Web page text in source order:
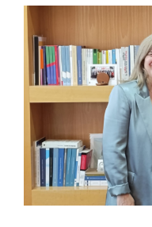
Ver
imagen
más
grande